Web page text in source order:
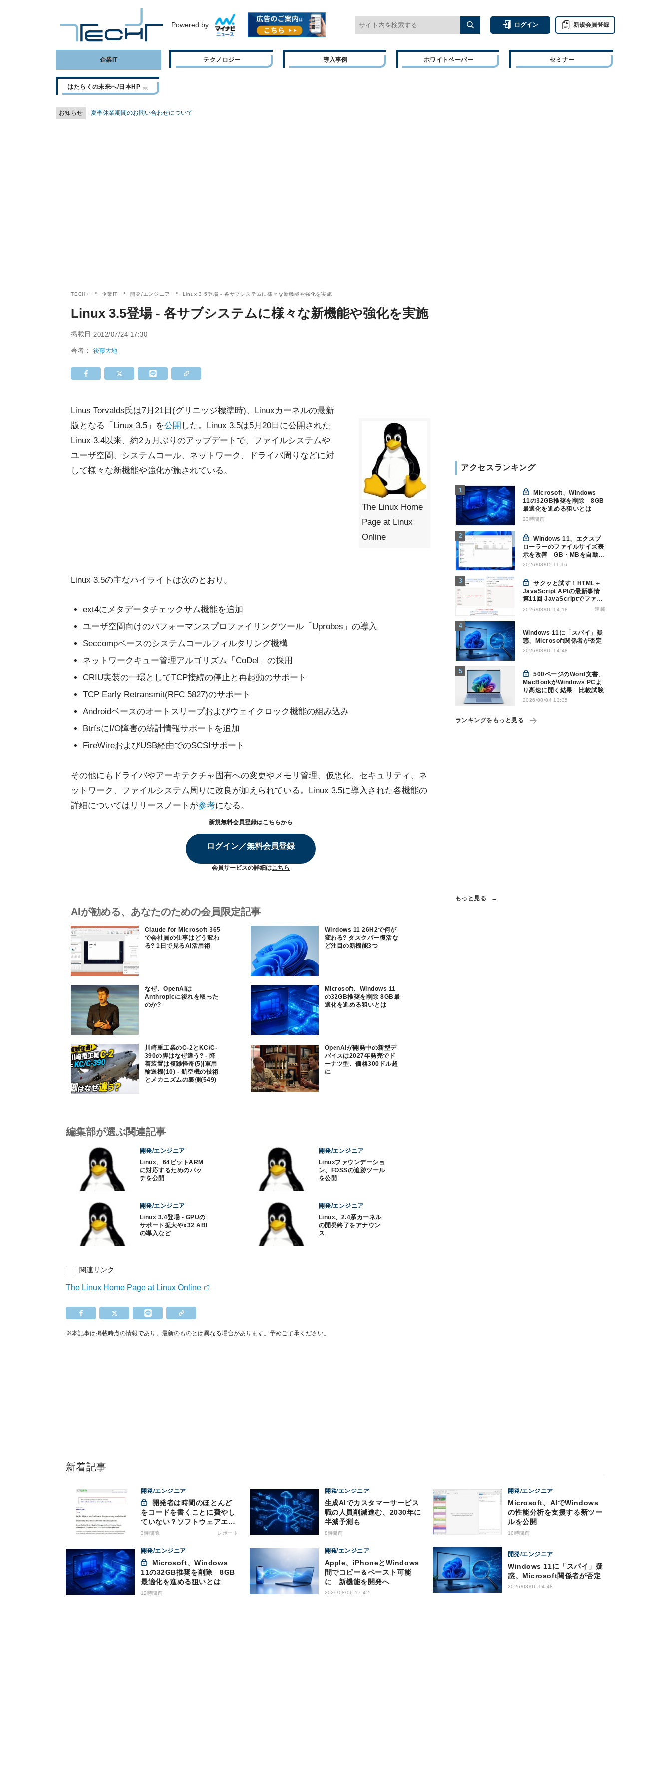
Powered by ログイン 新規会員登録
企業IT テクノロジー 導入事例 ホワイトペーパー セミナー
はたらくの未来へ/日本HP
お知らせ 夏季休業期間のお問い合わせについて
TECH+ 企業IT 開発/エンジニア Linux 3.5登場 - 各サブシステムに様々な新機能や強化を実施
Linux 3.5登場 - 各サブシステムに様々な新機能や強化を実施
掲載日 2012/07/24 17:30
著者：後藤大地
The Linux Home
Page at Linux
Online
Linus Torvalds氏は7月21日(グリニッジ標準時)、Linuxカーネルの最新
版となる「Linux 3.5」を公開 した。Linux 3.5は5月20日に公開された
Linux 3.4以来、約2ヵ月ぶりのアップデートで、ファイルシステムや
ユーザ空間、システムコール、ネットワーク、ドライバ周りなどに対
して様々な新機能や強化が施されている。
Linux 3.5の主なハイライトは次のとおり。
ext4にメタデータチェックサム機能を追加
ユーザ空間向けのパフォーマンスプロファイリングツール「Uprobes」の導入
Seccompベースのシステムコールフィルタリング機構
ネットワークキュー管理アルゴリズム「CoDel」の採用
CRIU実装の一環としてTCP接続の停止と再起動のサポート
TCP Early Retransmit(RFC 5827)のサポート
Androidベースのオートスリープおよびウェイクロック機能の組み込み
BtrfsにI/O障害の統計情報サポートを追加
FireWireおよびUSB経由でのSCSIサポート
その他にもドライバやアーキテクチャ固有への変更やメモリ管理、仮想化、セキュリティ、ネ
ットワーク、ファイルシステム周りに改良が加えられている。Linux 3.5に導入された各機能の
詳細についてはリリースノートが参考になる。
新規無料会員登録はこちらから
ログイン／無料会員登録
会員サービスの詳細はこちら
AIが勧める、あなたのための会員限定記事
Claude for Microsoft 365
で会社員の仕事はどう変わ
る? 1日で見るAI活用術
Windows 11 26H2で何が
変わる? タスクバー復活な
ど注目の新機能3つ
なぜ、OpenAIは
Anthropicに後れを取った
のか?
Microsoft、Windows 11
の32GB推奨を削除 8GB最
適化を進める狙いとは
川崎重工業のC-2とKC/C-
390の脚はなぜ違う? - 降
着装置は複雑怪奇(5)|軍用
輸送機(10) - 航空機の技術
とメカニズムの裏側(549)
OpenAIが開発中の新型デ
バイスは2027年発売でド
ーナツ型、価格300ドル超
に
アクセスランキング
Microsoft、Windows
11の32GB推奨を削除 8GB
最適化を進める狙いとは
23時間前
Windows 11、エクスプ
ローラーのファイルサイズ表
示を改善 GB・MBを自動表
示へ
2026/08/05 11:16
サクッと試す！HTML＋
JavaScript APIの最新事情
第11回 JavaScriptでファイ
ル管理！Origin Private File
2026/08/06 14:18 連載
Windows 11に「スパイ」疑
惑、Microsoft関係者が否定
2026/08/06 14:48
500ページのWord文書、
MacBookがWindows PCよ
り高速に開く結果 比較試験
2026/08/04 13:35
ランキングをもっと見る
もっと見る
編集部が選ぶ関連記事
開発/エンジニア
Linux、64ビットARM
に対応するためのパッ
チを公開
開発/エンジニア
Linuxファウンデーショ
ン、FOSSの追跡ツール
を公開
開発/エンジニア
Linux 3.4登場 - GPUの
サポート拡大やx32 ABI
の導入など
開発/エンジニア
Linux、2.4系カーネル
の開発終了をアナウン
ス
関連リンク
The Linux Home Page at Linux Online
※本記事は掲載時点の情報であり、最新のものとは異なる場合があります。予めご了承ください。
新着記事
開発/エンジニア
をコードを書くことに費やし
ていない？ソフトウェアエン
ジニアリングにおけるAIの8
3時間前 レポート
開発/エンジニア
生成AIでカスタマーサービス
職の人員削減進む、2030年に
半減予測も
8時間前
開発/エンジニア
Microsoft、AIでWindows
の性能分析を支援する新ツー
ルを公開
10時間前
開発/エンジニア
11の32GB推奨を削除 8GB
最適化を進める狙いとは
12時間前
開発/エンジニア
Apple、iPhoneとWindows
間でコピー＆ペースト可能
に 新機能を開発へ
2026/08/06 17:42
開発/エンジニア
Windows 11に「スパイ」疑
惑、Microsoft関係者が否定
2026/08/06 14:48